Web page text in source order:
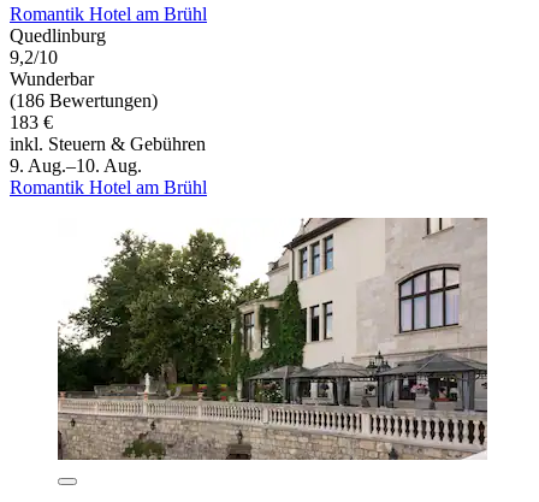
Romantik Hotel am Brühl
Quedlinburg
9,2/10
Wunderbar
(186 Bewertungen)
183 €
inkl. Steuern & Gebühren
9. Aug.–10. Aug.
Romantik Hotel am Brühl